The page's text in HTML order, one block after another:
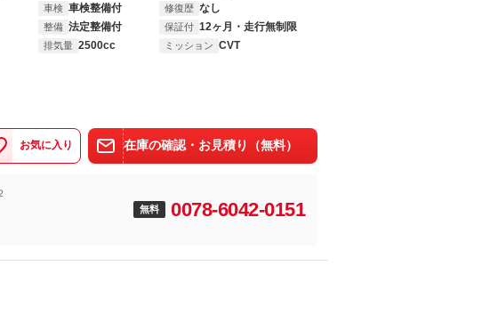
車検 車検整備付 修復歴 なし
整備 法定整備付 保証付 12ヶ月・走行無制限
排気量 2500cc ミッション CVT
お気に入り 在庫の確認・お見積り（無料）
無料 0078-6042-0151